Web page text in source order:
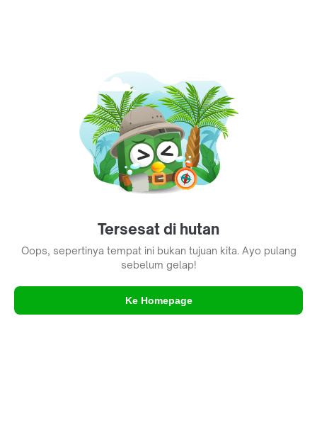
Tersesat di hutan
Oops, sepertinya tempat ini bukan tujuan kita. Ayo pulang
sebelum gelap!
Ke Homepage